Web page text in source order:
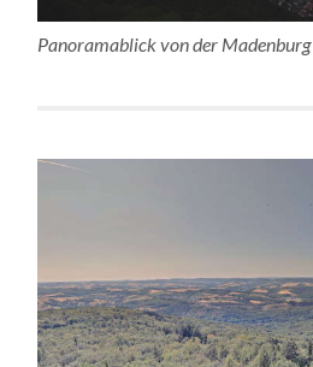
Panoramablick von der Madenburg